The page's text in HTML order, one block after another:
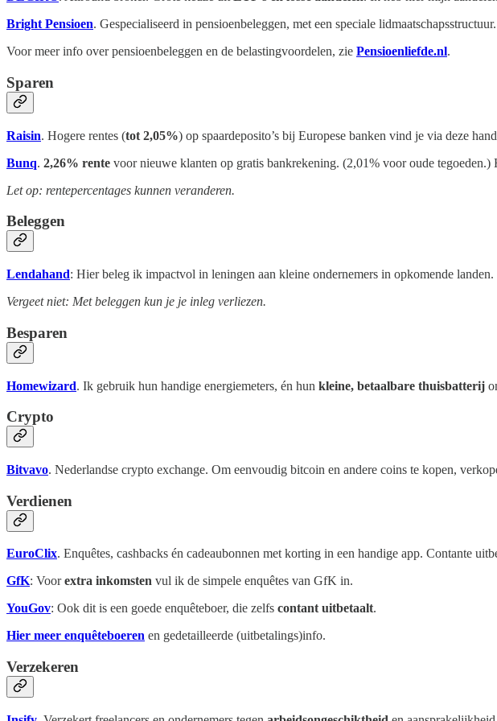
Bright Pensioen. Gespecialiseerd in pensioenbeleggen, met een speciale lidmaatschapsstructuur.
Voor meer info over pensioenbeleggen en de belastingvoordelen, zie Pensioenliefde.nl.
Sparen
Raisin. Hogere rentes (tot 2,05%) op spaardeposito’s bij Europese banken vind je via deze
Bunq. 2,26% rente voor nieuwe klanten op gratis bankrekening. (2,01% voor oude
Let op: rentepercentages kunnen veranderen.
Beleggen
Lendahand: Hier beleg ik impactvol in leningen aan kleine ondernemers in opkomende
Vergeet niet: Met beleggen kun je je inleg verliezen.
Besparen
Homewizard. Ik gebruik hun handige energiemeters, én hun kleine, betaalbare thuisbatterij
Crypto
Bitvavo. Nederlandse crypto exchange. Om eenvoudig bitcoin en andere coins te kopen,
Verdienen
EuroClix. Enquêtes, cashbacks én cadeaubonnen met korting in een handige app. Contante
GfK: Voorextra inkomsten vul ik de simpele enquêtes van GfK in.
YouGov: Ook dit is een goede enquêteboer, die zelfs contant uitbetaalt.
Hier meer enquêteboeren en gedetailleerde (uitbetalings)info.
Verzekeren